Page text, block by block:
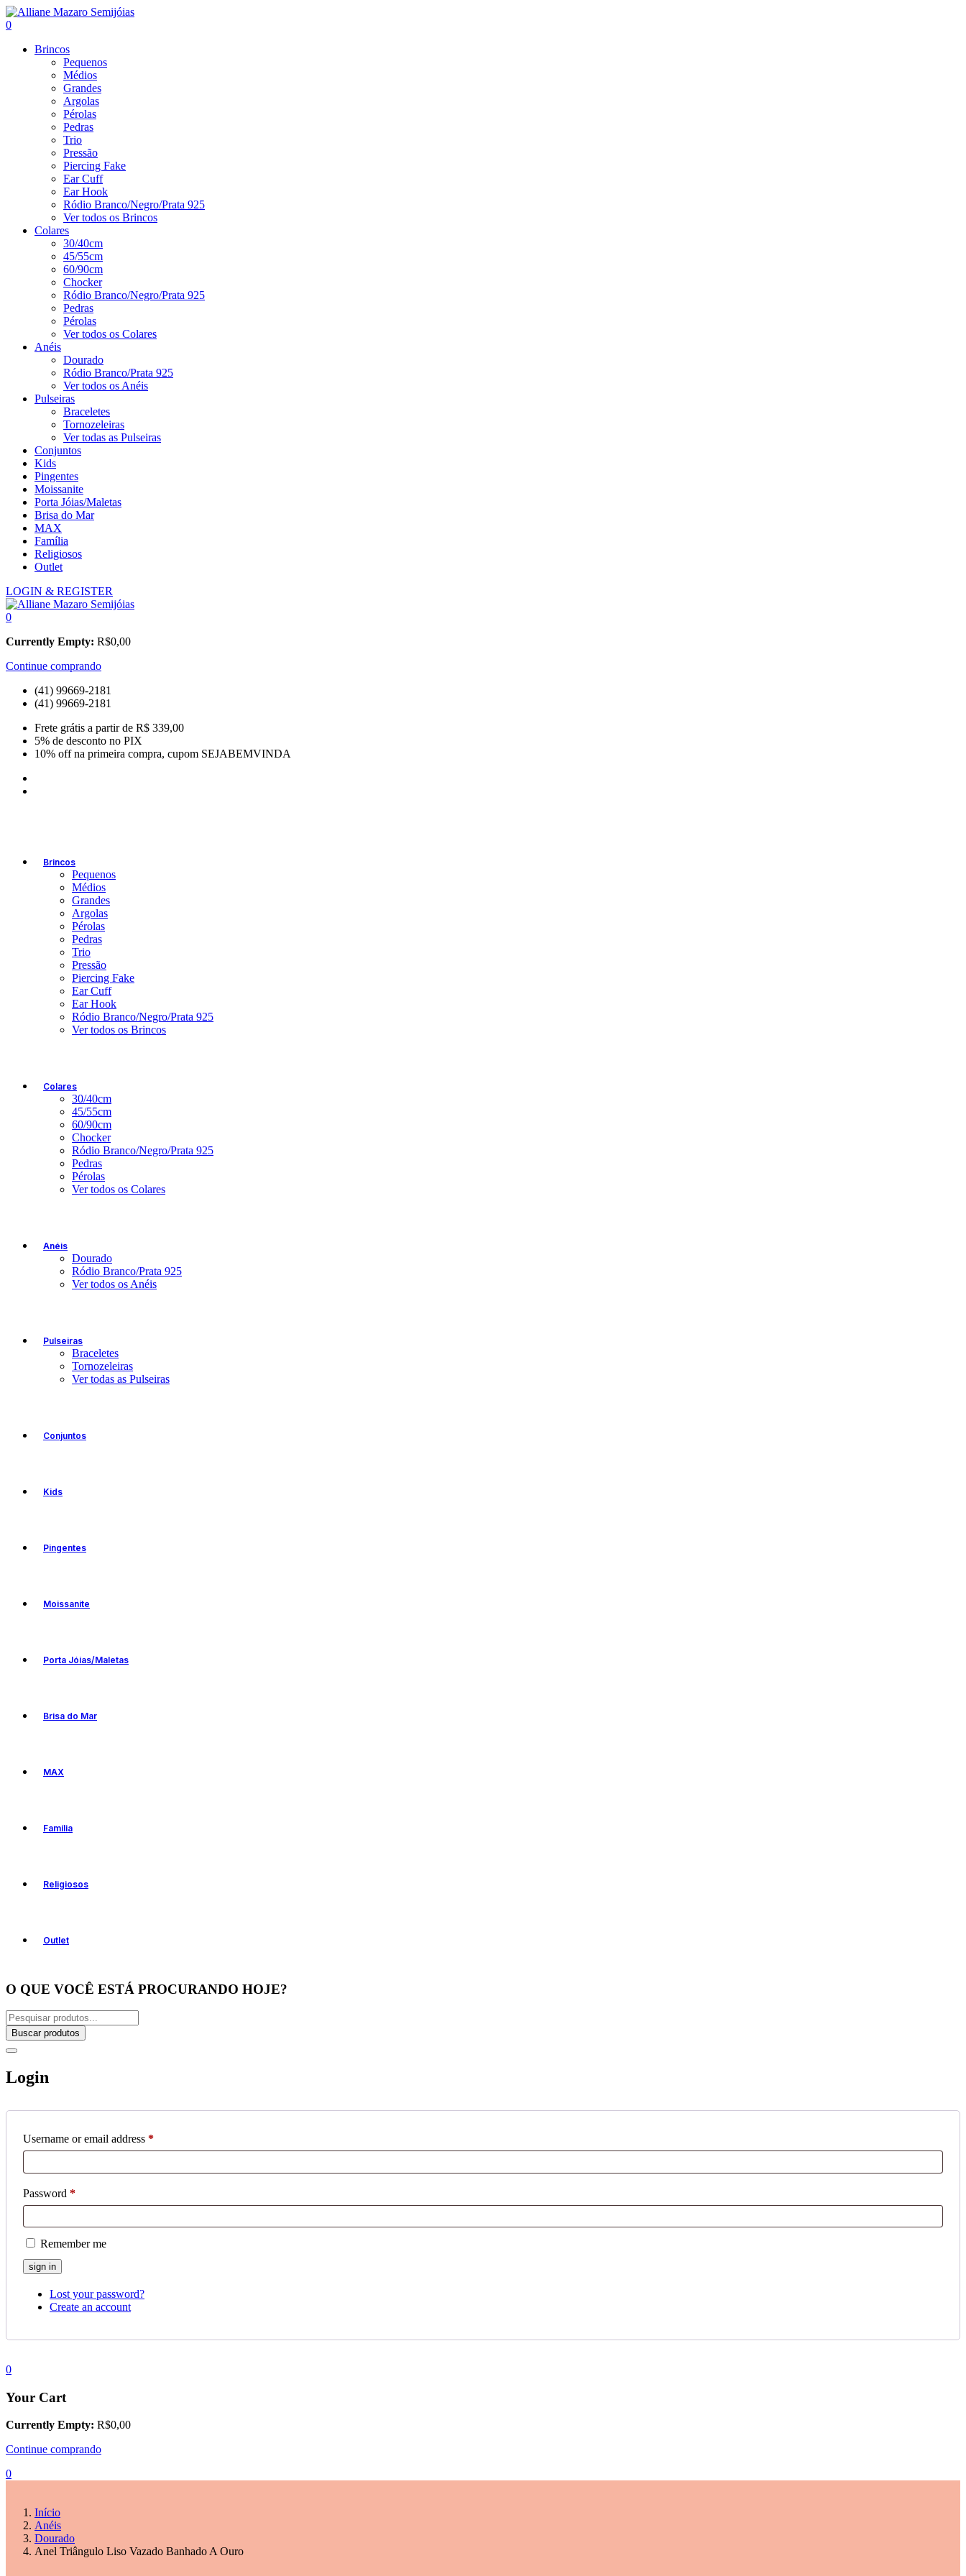
0
Brincos
Pequenos
Médios
Grandes
Argolas
Pérolas
Pedras
Trio
Pressão
Piercing Fake
Ear Cuff
Ear Hook
Ródio Branco/Negro/Prata 925
Ver todos os Brincos
Colares
30/40cm
45/55cm
60/90cm
Chocker
Ródio Branco/Negro/Prata 925
Pedras
Pérolas
Ver todos os Colares
Anéis
Dourado
Ródio Branco/Prata 925
Ver todos os Anéis
Pulseiras
Braceletes
Tornozeleiras
Ver todas as Pulseiras
Conjuntos
Kids
Pingentes
Moissanite
Porta Jóias/Maletas
Brisa do Mar
MAX
Família
Religiosos
Outlet
LOGIN & REGISTER
0
Currently Empty: R$0,00
Continue comprando
(41) 99669-2181
(41) 99669-2181
Frete grátis a partir de R$ 339,00
5% de desconto no PIX
10% off na primeira compra, cupom SEJABEMVINDA
Brincos
Pequenos
Médios
Grandes
Argolas
Pérolas
Pedras
Trio
Pressão
Piercing Fake
Ear Cuff
Ear Hook
Ródio Branco/Negro/Prata 925
Ver todos os Brincos
Colares
30/40cm
45/55cm
60/90cm
Chocker
Ródio Branco/Negro/Prata 925
Pedras
Pérolas
Ver todos os Colares
Anéis
Dourado
Ródio Branco/Prata 925
Ver todos os Anéis
Pulseiras
Braceletes
Tornozeleiras
Ver todas as Pulseiras
Conjuntos
Kids
Pingentes
Moissanite
Porta Jóias/Maletas
Brisa do Mar
MAX
Família
Religiosos
Outlet
O QUE VOCÊ ESTÁ PROCURANDO HOJE?
Buscar produtos
Login
Username or email address *
Password *
Remember me
Lost your password?
Create an account
0
Your Cart
Currently Empty: R$0,00
Continue comprando
0
Início
Anéis
Dourado
Anel Triângulo Liso Vazado Banhado A Ouro